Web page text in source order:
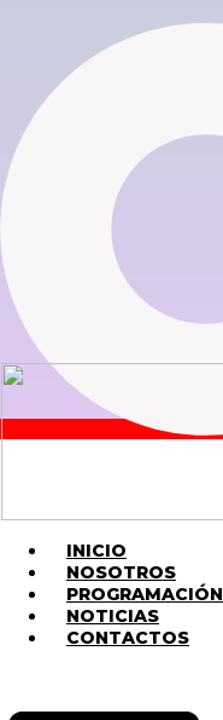
INICIO
NOSOTROS
PROGRAMACIÓN
NOTICIAS
CONTACTOS